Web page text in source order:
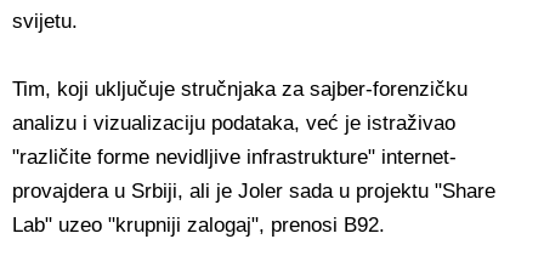
svijetu.
Tim, koji uključuje stručnjaka za sajber-forenzičku
analizu i vizualizaciju podataka, već je istraživao
"različite forme nevidljive infrastrukture" internet-
provajdera u Srbiji, ali je Joler sada u projektu "Share
Lab" uzeo "krupniji zalogaj", prenosi B92.